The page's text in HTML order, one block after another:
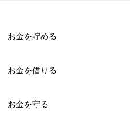
お金を貯める
お金を借りる
お金を守る